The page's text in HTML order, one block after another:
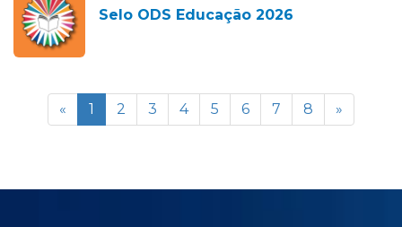
Selo ODS Educação 2026
« 1 2 3 4 5 6 7 8 »